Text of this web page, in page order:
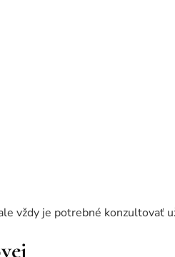
vždy je potrebné konzultovať